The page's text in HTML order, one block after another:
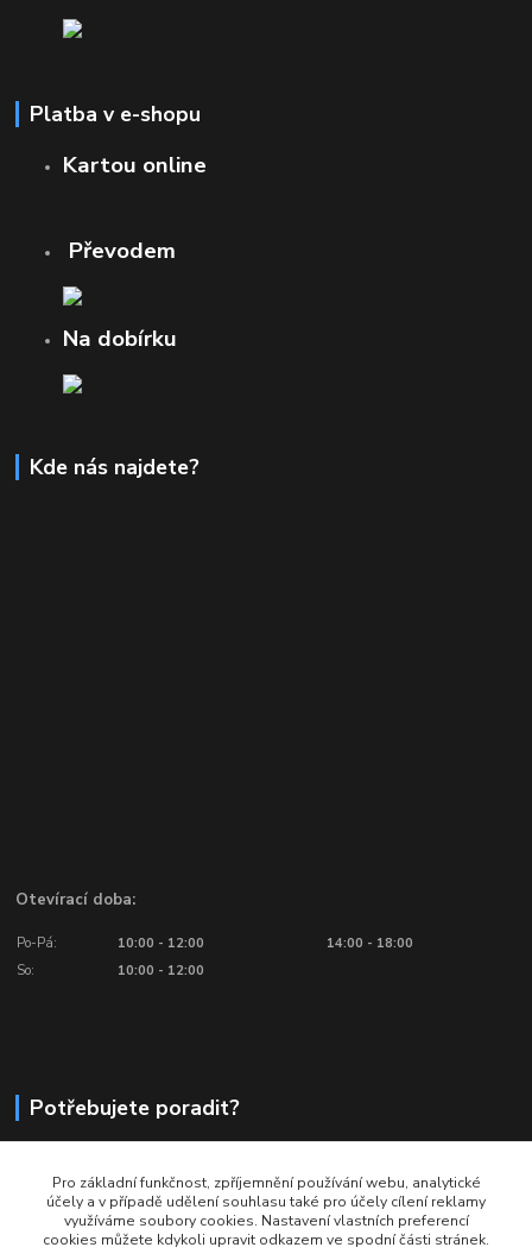
Platba v e-shopu
Kartou online
Převodem
Na dobírku
Kde nás najdete?
Otevírací doba:
Po-Pá: 10:00 - 12:00
14:00 - 18:00
So:
10:00 - 12:00
Potřebujete poradit?
Volejte: Po - Pá (10:00 - 18:00)
info@ragbyobchod.cz
Pro základní funkčnost, zpříjemnění používání webu, analytické
účely a v případě udělení souhlasu také pro účely cílení reklamy
využíváme soubory cookies. Nastavení vlastních preferencí
cookies můžete kdykoli upravit odkazem ve spodní části stránek.